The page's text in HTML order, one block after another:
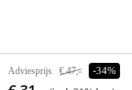
Adviesprijs € 47,- -34%